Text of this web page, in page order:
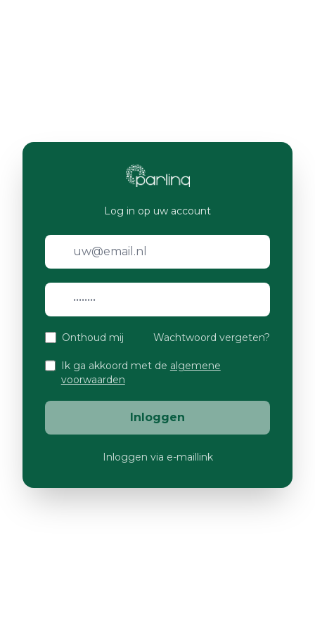
Log in op uw account
Onthoud mij Wachtwoord vergeten?
Ik ga akkoord met de algemene
voorwaarden
Inloggen
Inloggen via e-maillink